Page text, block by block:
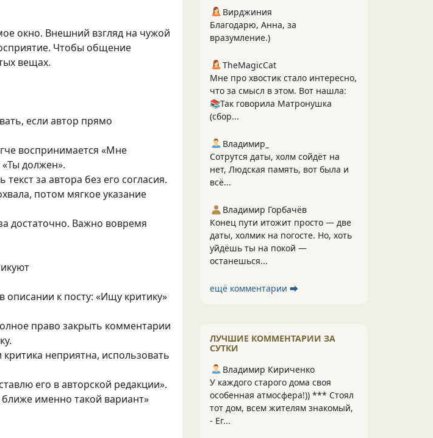
окно. Внешний взгляд на чужой
Чтобы общение
вещах.
если автор прямо
воспринимается «Мне
должен».
за автора без его согласия.
потом мягкое указание
достаточно. Важно вовремя
к посту: «Ищу критику»
право закрыть комментарии
неприятна, использовать
его в авторской редакции».
именно такой вариант»
Вирджиния
Благодарю, Анна, за
вразумление.)
TheMagicCat
Мне про хвостик стало интересно,
что за смысл в этом. Вот нашла:
📚Так говорила Матронушка
(сбор...
Владимир_
Сотрутся даты, холм сойдёт на
нет, Людская память, вот была и
всё...
Владимир Горбачёв
Конец пути итожит просто — две
даты, холмик на погосте. Но, хоть
уйдёшь ты на покой —
останешься...
ещё комментарии ⮕
ЛУЧШИЕ КОММЕНТАРИИ ЗА
СУТКИ
Владимир Кириченко
У каждого старого дома своя
особенная атмосфера!)) *** Стоял
тот дом, всем жителям знакомый,
- Ег...